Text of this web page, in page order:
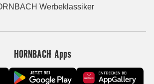
Werbeklassiker
HORNBACH Apps